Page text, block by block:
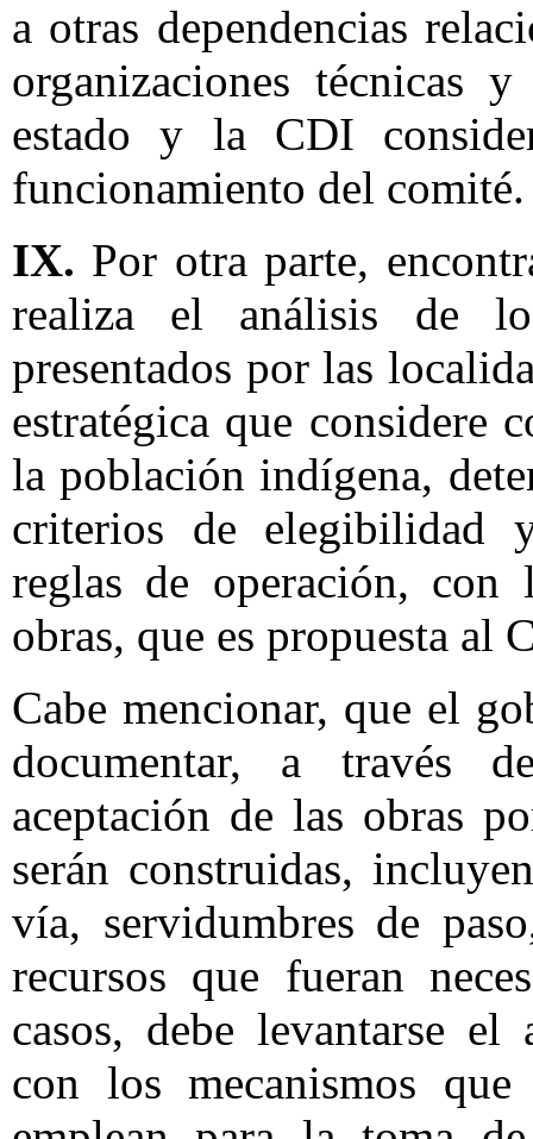
a otras dependencias
organizaciones técnicas
estado y la CDI
funcionamiento del comité.
IX. Por otra parte,
realiza el análisis de
presentados por las
estratégica que considere
la población indígena,
criterios de elegibilidad
reglas de operación,
obras, que es propuesta al
Cabe mencionar, que el
documentar, a través
aceptación de las obras
serán construidas,
vía, servidumbres de
recursos que fueran
casos, debe levantarse el
con los mecanismos que